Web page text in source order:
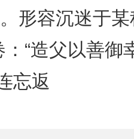
形容沉迷于
：“造父以善
忘返